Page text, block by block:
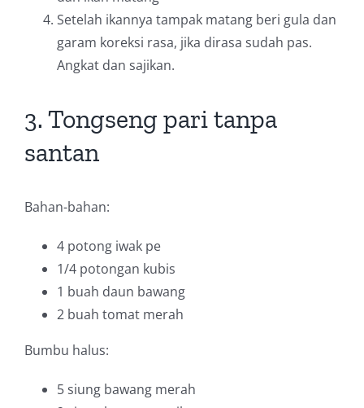
Setelah ikannya tampak matang beri gula dan
garam koreksi rasa, jika dirasa sudah pas.
Angkat dan sajikan.
3. Tongseng pari tanpa
santan
Bahan-bahan:
4 potong iwak pe
1/4 potongan kubis
1 buah daun bawang
2 buah tomat merah
Bumbu halus:
5 siung bawang merah